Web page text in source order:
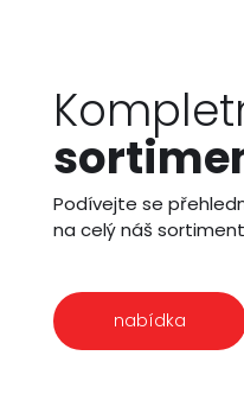
Podívejte se
na celý náš
nabídka